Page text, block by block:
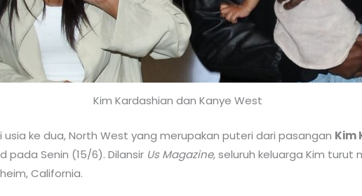
Kim Kardashian dan Kanye West
usia ke dua, North West yang merupakan puteri dari pasangan Kim
pada Senin (15/6). Dilansir Us Magazine,seluruh keluarga Kim turut
California.